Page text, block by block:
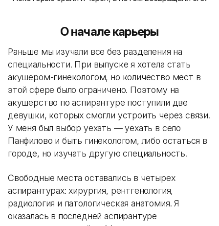
О начале карьеры
Раньше мы изучали все без разделения на
специальности. При выпуске я хотела стать
акушером-гинекологом, но количество мест в
этой сфере было ограничено. Поэтому на
акушерство по аспирантуре поступили две
девушки, которых смогли устроить через связи.
У меня был выбор уехать — уехать в село
Панфилово и быть гинекологом, либо остаться в
городе, но изучать другую специальность.
Свободные места оставались в четырех
аспирантурах: хирургия, рентгенология,
радиология и патологическая анатомия. Я
оказалась в последней аспирантуре